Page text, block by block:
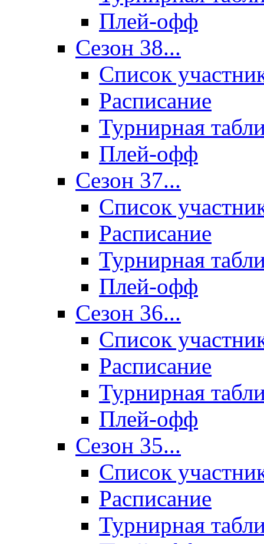
Плей-офф
Сезон 38...
Список
Расписание
Турнирная
Плей-офф
Сезон 37...
Список
Расписание
Турнирная
Плей-офф
Сезон 36...
Список
Расписание
Турнирная
Плей-офф
Сезон 35...
Список
Расписание
Турнирная